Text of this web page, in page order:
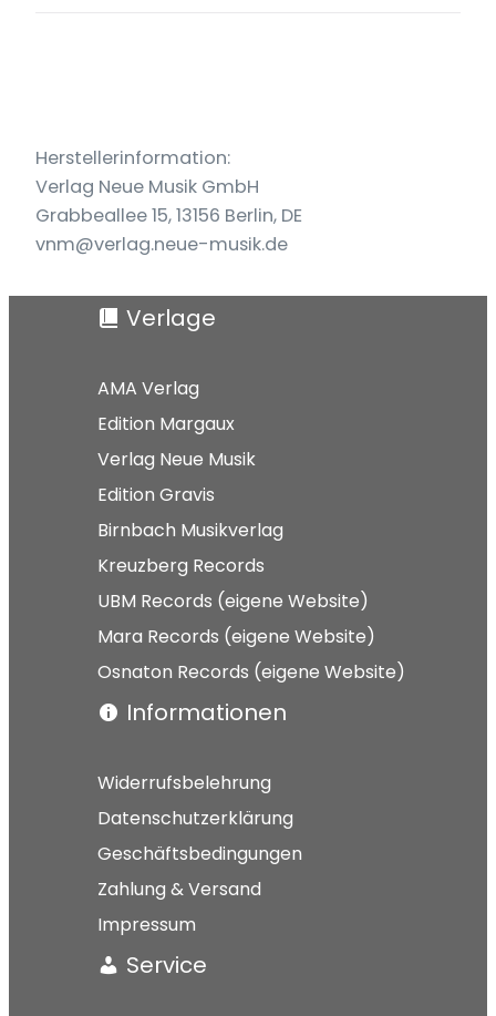
Herstellerinformation:
Verlag Neue Musik GmbH
Grabbeallee 15, 13156 Berlin, DE
vnm@verlag.neue-musik.de
Verlage
AMA Verlag
Edition Margaux
Verlag Neue Musik
Edition Gravis
Birnbach Musikverlag
Kreuzberg Records
UBM Records (eigene Website)
Mara Records (eigene Website)
Osnaton Records (eigene Website)
Informationen
Widerrufsbelehrung
Datenschutzerklärung
Geschäftsbedingungen
Zahlung & Versand
Impressum
Service